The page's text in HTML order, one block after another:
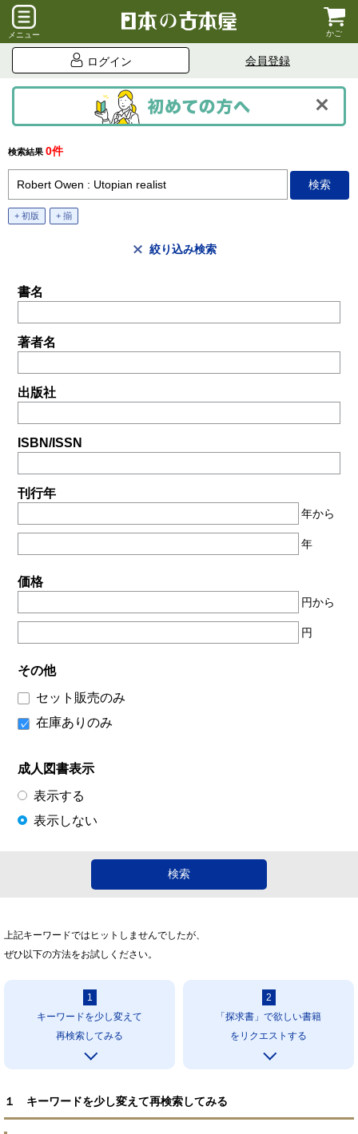
メニュー かご
ログイン 会員登録
検索結果 0件
+ 初版 + 揃
絞り込み検索
書名
著者名
出版社
ISBN/ISSN
刊行年
年から
年
価格
円から
円
その他
セット販売のみ
在庫ありのみ
成人図書表示
表示する
表示しない
上記キーワードではヒットしませんでしたが、
ぜひ以下の方法をお試しください。
1
キーワードを少し変えて
再検索してみる
2
「探求書」で欲しい書籍
をリクエストする
１ キーワードを少し変えて再検索してみる